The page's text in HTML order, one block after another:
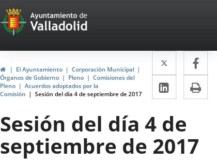
Portal
Web
del
Ayuntamiento
de
Valladolid
InicioEl Ayuntamiento
Corporación Municipal
Órganos de Gobierno
Pleno
Comisiones del
Pleno
Acuerdos adoptados por la
Comisión
Sesión del día 4 de septiembre de 2017
Twitter
Enlace
a
una
externa.
a
LinkedIn
Enlace
a
una
externa.
Sesión del día 4 de
septiembre de 2017